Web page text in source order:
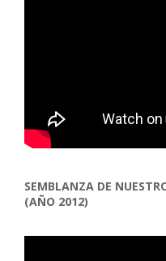
SEMBLANZA DE
(AÑO 2012)